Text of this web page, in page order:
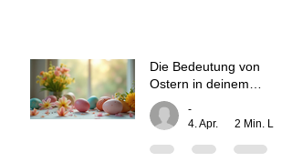
Die Bedeutung von
Ostern in deinem
Leben und der Familie:
Frohe Ostern für
RBTK-Spielvereins
-
4. Apr.